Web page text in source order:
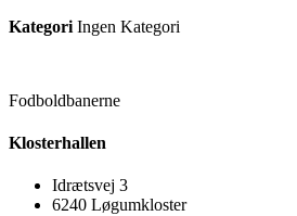
Kategori Ingen Kategori
Fodboldbanerne
Klosterhallen
Idrætsvej 3
6240 Løgumkloster